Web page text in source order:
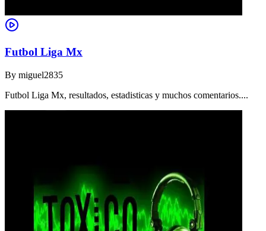
Futbol Liga Mx
By miguel2835
Futbol Liga Mx, resultados, estadisticas y muchos comentarios....